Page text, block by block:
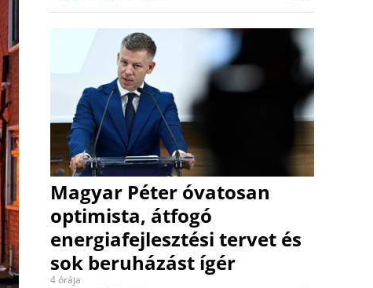
Magyar Péter óvatosan
optimista, átfogó
energiafejlesztési tervet és
sok beruházást ígér
4 órája